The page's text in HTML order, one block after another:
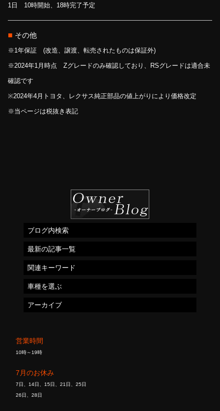
1日 10時開始、18時完了予定
■ その他
※1年保証 (改造、譲渡、転売されたものは保証外)
※2024年1月時点 Zグレードのみ確認しており、RSグレードは適合未
確認です
※2024年4月トヨタ、レクサス純正部品の値上がりにより価格改定
※当ページは税抜き表記
営業時間
10時～19時
7月のお休み
7日、14日、15日、21日、25日
26日、28日
ブログ内検索
最新の記事一覧
関連キーワード
車種を選ぶ
アーカイブ